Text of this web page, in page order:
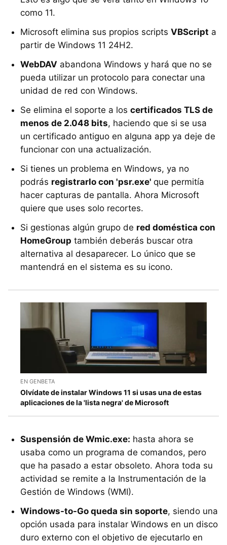
como 11.
Microsoft elimina sus propios scripts VBScript a
partir de Windows 11 24H2.
WebDAV abandona Windows y hará que no se
pueda utilizar un protocolo para conectar una
unidad de red con Windows.
Se elimina el soporte a los certificados TLS de
menos de 2.048 bits, haciendo que si se usa
un certificado antiguo en alguna app ya deje de
funcionar con una actualización.
Si tienes un problema en Windows, ya no
podrás registrarlo con 'psr.exe' que permitía
hacer capturas de pantalla. Ahora Microsoft
quiere que uses solo recortes.
Si gestionas algún grupo de red doméstica con
HomeGroup también deberás buscar otra
alternativa al desaparecer. Lo único que se
mantendrá en el sistema es su icono.
EN GENBETA
Olvídate de instalar Windows 11 si usas una de estas
aplicaciones de la 'lista negra' de Microsoft
Suspensión de Wmic.exe: hasta ahora se
usaba como un programa de comandos, pero
que ha pasado a estar obsoleto. Ahora toda su
actividad se remite a la Instrumentación de la
Gestión de Windows (WMI).
Windows-to-Go queda sin soporte, siendo una
opción usada para instalar Windows en un disco
duro externo con el objetivo de ejecutarlo en